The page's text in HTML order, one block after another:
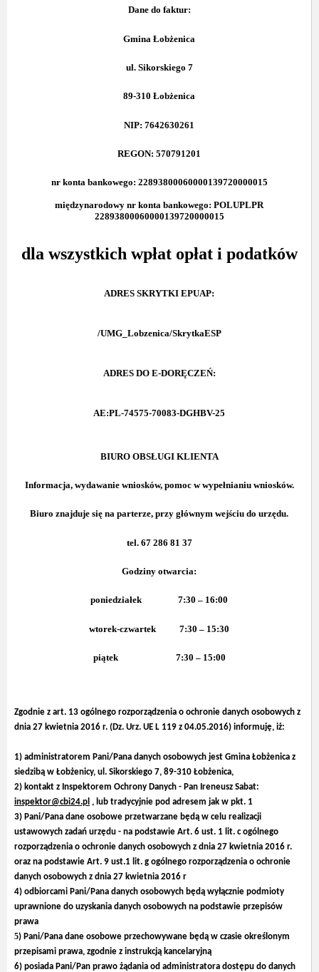
Dane do faktur:
Gmina Łobżenica
ul. Sikorskiego 7
89-310 Łobżenica
NIP: 7642630261
REGON: 570791201
nr konta bankowego: 22893800060000139720000015
międzynarodowy nr konta bankowego: POLUPLPR
22893800060000139720000015
dla wszystkich wpłat opłat i podatków
ADRES SKRYTKI EPUAP:
/UMG_Lobzenica/SkrytkaESP
ADRES DO E-DORĘCZEŃ:
AE:PL-74575-70083-DGHBV-25
BIURO OBSŁUGI KLIENTA
Informacja, wydawanie wniosków, pomoc w wypełnianiu wniosków.
Biuro znajduje się na parterze, przy głównym wejściu do urzędu.
tel. 67 286 81 37
Godziny otwarcia:
poniedziałek 7:30 – 16:00
wtorek-czwartek 7:30 – 15:30
piątek 7:30 – 15:00
Zgodnie z art. 13 ogólnego rozporządzenia o ochronie danych osobowych z
dnia 27 kwietnia 2016 r. (Dz. Urz. UE L 119 z 04.05.2016) informuję, iż:
1) administratorem Pani/Pana danych osobowych jest Gmina Łobżenica z
siedzibą w Łobżenicy, ul. Sikorskiego 7, 89-310 Łobżenica,
2) kontakt z Inspektorem Ochrony Danych - Pan Ireneusz Sabat:
inspektor@cbi24.pl , lub tradycyjnie pod adresem jak w pkt. 1
3) Pani/Pana dane osobowe przetwarzane będą w celu realizacji
ustawowych zadań urzędu - na podstawie Art. 6 ust. 1 lit. c ogólnego
rozporządzenia o ochronie danych osobowych z dnia 27 kwietnia 2016 r.
oraz na podstawie Art. 9 ust.1 lit. g ogólnego rozporządzenia o ochronie
danych osobowych z dnia 27 kwietnia 2016 r
4) odbiorcami Pani/Pana danych osobowych będą wyłącznie podmioty
uprawnione do uzyskania danych osobowych na podstawie przepisów
prawa
5) Pani/Pana dane osobowe przechowywane będą w czasie określonym
przepisami prawa, zgodnie z instrukcją kancelaryjną
6) posiada Pani/Pan prawo żądania od administratora dostępu do danych